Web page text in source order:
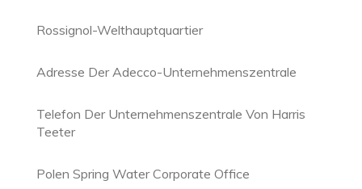
Rossignol-Welthauptquartier
Adresse Der Adecco-Unternehmenszentrale
Telefon Der Unternehmenszentrale Von Harris
Teeter
Polen Spring Water Corporate Office